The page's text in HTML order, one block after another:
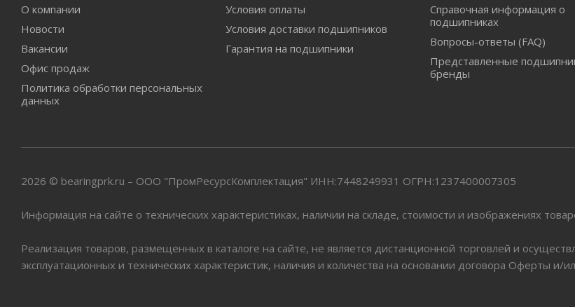
О компании
Новости
Вакансии
Офис продаж
Политика обработки персональных
данных
Условия оплаты
Условия доставки подшипников
Гарантия на подшипники
Справочная информация о
подшипниках
Вопросы-ответы (FAQ)
Представленные
бренды
2026 © bearingprk.ru – ООО "ПромРесурсКомплектация" ИНН:7448249931 ОГРН:1237400007305
Информация на сайте о технических характеристиках, наличии на складе, стоимости и изображениях
Реализация товаров, размещенных в каталоге на сайте, не является дистанционной торговлей и
эксплуатационных и технических характеристик, наличия и количества на основании договора Оферты